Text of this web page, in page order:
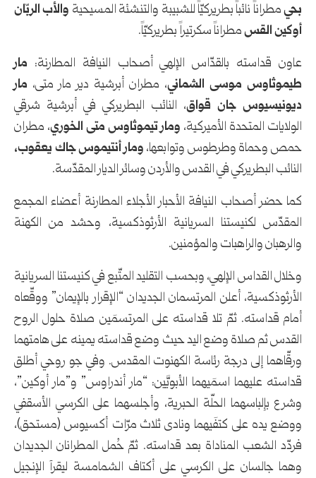
بحيمطراناً نائباً بطريركيّاً للشبيبة والتنشئة المسيحية والأب الربّان
أوكين القسمطراناً سكرتيراً بطريركيّاً.
عاون قداسته بالقدّاس الإلهي أصحاب النيافة المطارنة: مار
طيموثاوس موسى الشماني، مطران أبرشية دير مار متى، مار
ديونيسيوس جان قواق، النائب البطريركي في أبرشية شرقي
الولايات المتحدة الأميركية، ومار تيموثاوس متى الخوري، مطران
حمص وحماة وطرطوس وتوابعها، ومار أنتيموس جاك يعقوب،
النائب البطريركي في القدس والأردن وسائر الديار المقدّسة.
كما حضر أصحاب النيافة الأحبار الأجلاء المطارنة أعضاء المجمع
المقدّس لكنيستنا السريانية الأرثوذكسية، وحشد من الكهنة
والرهبان والراهبات والمؤمنين.
وخلال القداس الإلهي، وبحسب التقليد المتّبع في كنيستنا السريانية
الأرثوذكسية، أعلن المرتسمان الجديدان “الإقرار بالإيمان” ووقّعاه
أمام قداسته. ثمّ تلا قداسته على المرتسمَين صلاة حلول الروح
القدس ثم صلاة وضع اليد حيث وضع قداسته يمينه على هامتهما
ورقّاهما إلى درجة رئاسة الكهنوت المقدس. وفي جو روحي أطلق
قداسته عليهما اسمَيهما الأبويَّين: “مار أندراوس” و”مار أوكين”،
وشرع بإلباسهما الحلّة الحبرية، وأجلسهما على الكرسي الأسقفي
ووضع يده على كتفَيهما ونادى ثلاث مرّات أكسيوس (مستحق)،
فردّد الشعب المناداة بعد قداسته. ثمّ حُمل المطرانان الجديدان
وهما جالسان على الكرسي على أكتاف الشمامسة ليقرآ الإنجيل